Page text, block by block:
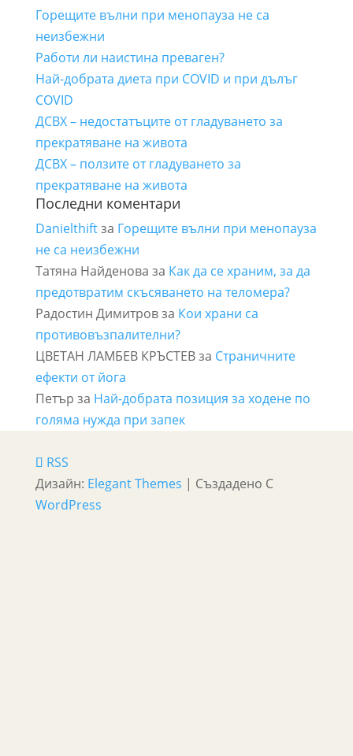
Горещите вълни при менопауза не са
неизбежни
Работи ли наистина преваген?
Най-добрата диета при COVID и при дълъг
COVID
ДСВХ – недостатъците от гладуването за
прекратяване на живота
ДСВХ – ползите от гладуването за
прекратяване на живота
Последни коментари
Danielthiftза Горещите вълни при менопауза
не са неизбежни
Татяна Найденова за Как да се храним, за да
предотвратим скъсяването на теломера?
Радостин Димитровза Кои храни са
противовъзпалителни?
ЦВЕТАН ЛАМБЕВ КРЪСТЕВза Страничните
ефекти от йога
Петър за Най-добрата позиция за ходене по
голяма нужда при запек
RSS
Дизайн: Elegant Themes | Създадено С
WordPress